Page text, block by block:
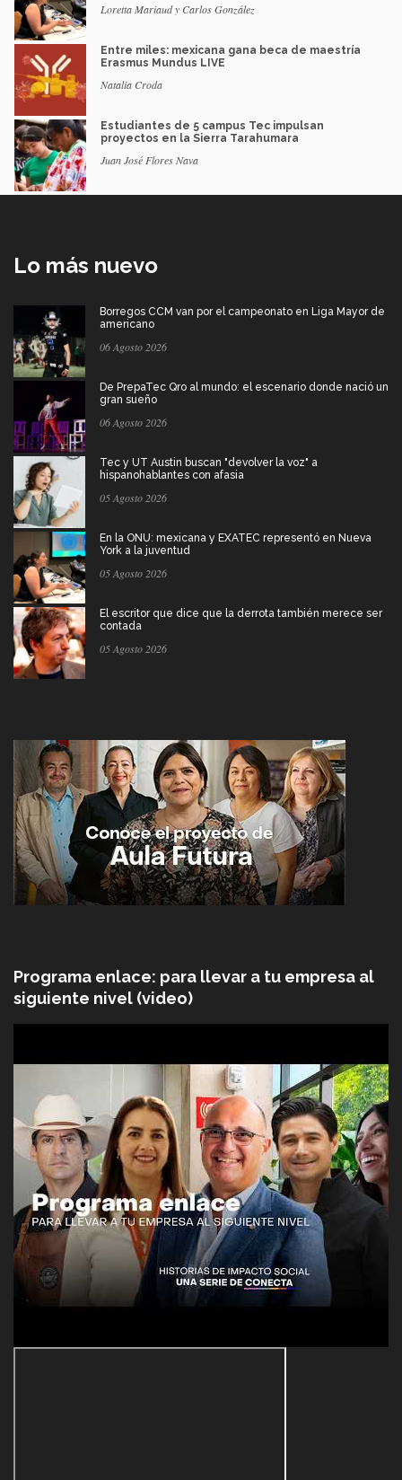
Loretta Mariaud y Carlos González
Entre miles: mexicana gana beca de maestría
Erasmus Mundus LIVE
Natalia Croda
Estudiantes de 5 campus Tec impulsan
proyectos en la Sierra Tarahumara
Juan José Flores Nava
Lo más nuevo
Borregos CCM van por el campeonato en Liga Mayor de
americano
06 Agosto 2026
De PrepaTec Qro al mundo: el escenario donde nació un
gran sueño
06 Agosto 2026
Tec y UT Austin buscan "devolver la voz" a
hispanohablantes con afasia
05 Agosto 2026
En la ONU: mexicana y EXATEC representó en Nueva
York a la juventud
05 Agosto 2026
El escritor que dice que la derrota también merece ser
contada
05 Agosto 2026
Programa enlace: para llevar a tu empresa al
siguiente nivel (video)